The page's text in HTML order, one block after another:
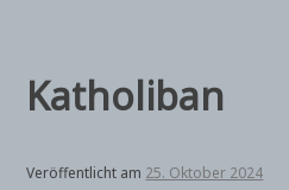
Katholiban
Veröffentlicht am 25. Oktober 2024